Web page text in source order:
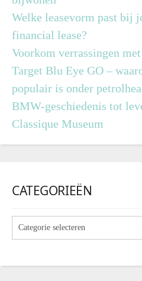
Welke leasevorm past bij
financial lease?
Voorkom verrassingen
Target Blu Eye GO –
populair is onder
BMW-geschiedenis tot
Classique Museum
CATEGORIEËN